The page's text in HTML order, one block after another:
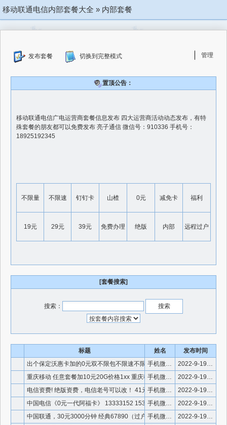
移动联通电信内部套餐大全 » 内部套餐
发布套餐 切换到完整模式 管理
置顶公告：
移动联通电信广电运营商套餐信息发布 四大运营商活动动态发布，有特
殊套餐的朋友都可以免费发布 亮子通信 微信号：910336 手机号：
18925192345
不限量 不限速 钉钉卡 山楂 0元 减免卡 福利
19元 29元 39元 免费办理 绝版 内部 远程过户
[套餐搜索]
搜索：
标题 姓名
发布时间
出个保定沃惠卡加的0元双不限包不限速不限量，带1300语音和
重庆移动 任意套餐加10元20G价格1xx 重庆移动老号可改
电信资费! 绝版资费，电信老号可以改！ 41元300分
中国电信《0元一代阿福卡》 13333152 153
中国联通，30元3000分钟 经典67890（过户方便）